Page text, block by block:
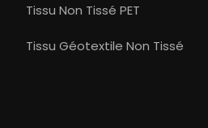
Tissu Non Tissé PET
Tissu Géotextile Non Tissé